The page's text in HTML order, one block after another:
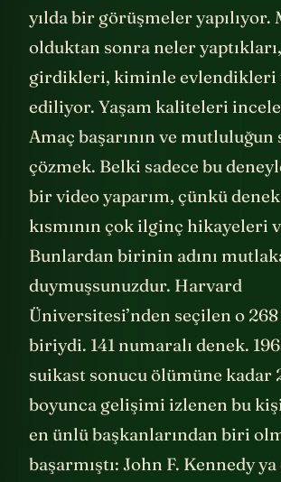
yılda bir görüşmeler yapılıyor.
olduktan sonra neler
girdikleri, kiminle evlendikleri
ediliyor. Yaşam kaliteleri
Amaç başarının ve mutluluğun
çözmek. Belki sadece bu
bir video yaparım, çünkü
kısmının çok ilginç hikayeleri
Bunlardan birinin adını
duymuşsunuzdur. Harvard
Üniversitesi’nden seçilen o
biriydi. 141 numaralı denek.
suikast sonucu ölümüne kadar
boyunca gelişimi izlenen bu
en ünlü başkanlarından biri
başarmıştı: John F. Kennedy ya